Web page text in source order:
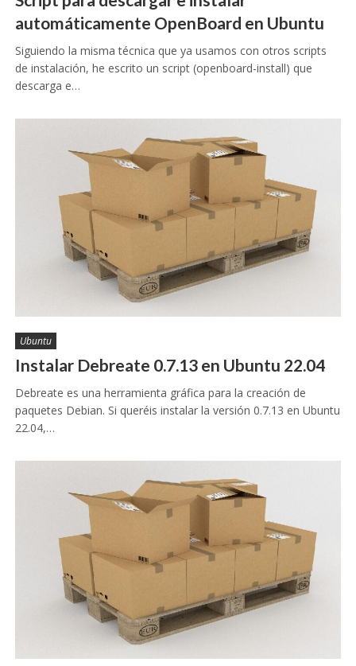
automáticamente OpenBoard en Ubuntu
Siguiendo la misma técnica que ya usamos con otros scripts
de instalación, he escrito un script (openboard-install) que
descarga e…
Ubuntu
Instalar Debreate 0.7.13 en Ubuntu 22.04
Debreate es una herramienta gráfica para la creación de
paquetes Debian. Si queréis instalar la versión 0.7.13 en Ubuntu
22.04,…